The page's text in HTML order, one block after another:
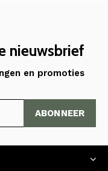
nieuwsbrief
en promoties
ABONNEER